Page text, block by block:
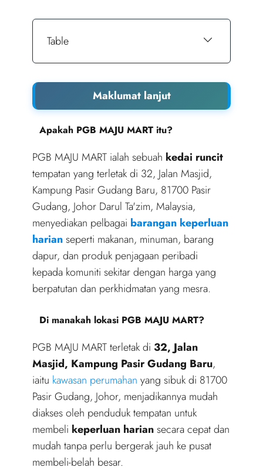
Table
Maklumat lanjut
Apakah PGB MAJU MART itu?
PGB MAJU MART ialah sebuah kedai runcit
tempatan yang terletak di 32, Jalan Masjid,
Kampung Pasir Gudang Baru, 81700 Pasir
Gudang, Johor Darul Ta'zim, Malaysia,
menyediakan pelbagai barangan keperluan
harianseperti makanan, minuman, barang
dapur, dan produk penjagaan peribadi
kepada komuniti sekitar dengan harga yang
berpatutan dan perkhidmatan yang mesra.
Di manakah lokasi PGB MAJU MART?
PGB MAJU MART terletak di 32, Jalan
Masjid, Kampung Pasir Gudang Baru,
iaitu kawasan perumahan yang sibuk di 81700
Pasir Gudang, Johor, menjadikannya mudah
diakses oleh penduduk tempatan untuk
membeli keperluan hariansecara cepat dan
mudah tanpa perlu bergerak jauh ke pusat
membeli-belah besar.